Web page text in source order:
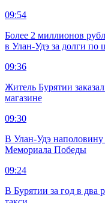
09:54
Более 2 миллионов
в Улан-Удэ за долги по
09:36
Житель Бурятии
магазине
09:30
В Улан-Удэ наполовину
Мемориала Победы
09:24
В Бурятии за год в два